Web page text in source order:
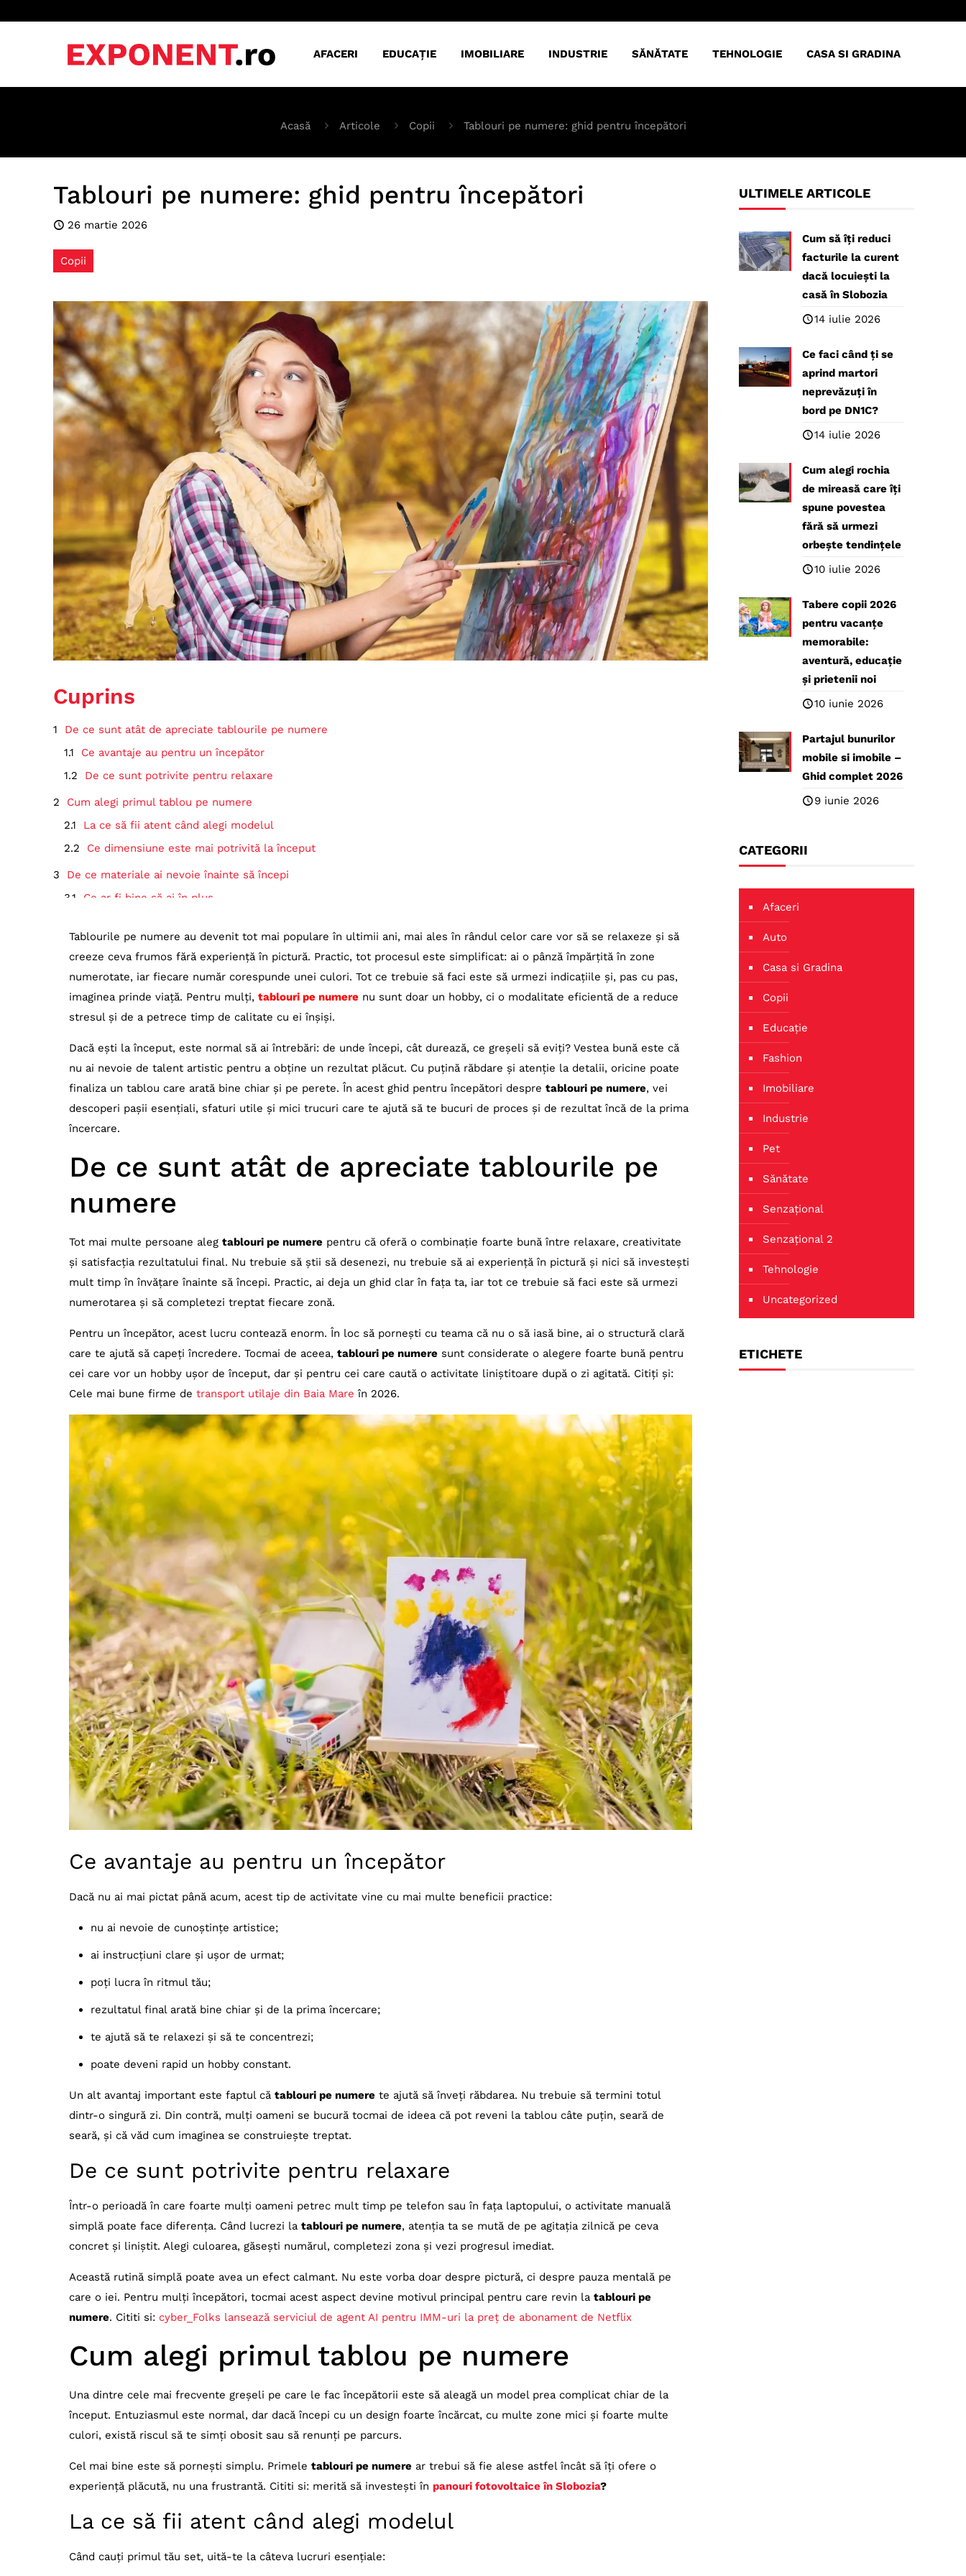
AFACERI EDUCAȚIE IMOBILIARE INDUSTRIE SĂNĂTATE TEHNOLOGIE CASA SI GRADINA
Acasă Articole Copii Tablouri pe numere: ghid pentru începători
Tablouri pe numere: ghid pentru începători
26 martie 2026
Copii
Cuprins
De ce sunt atât de apreciate tablourile pe numere
Ce avantaje au pentru un începător
De ce sunt potrivite pentru relaxare
Cum alegi primul tablou pe numere
La ce să fii atent când alegi modelul
Ce dimensiune este mai potrivită la început
De ce materiale ai nevoie înainte să începi
Ce ar fi bine să ai în plus
Pași simpli pentru început
Trucuri pentru un rezultat mai curat
Greșeli frecvente pe care să le eviți
Cele mai întâlnite greșeli
Cum corectezi micile erori
Cum finalizezi și expui tabloul
Ce poți face după finalizare
De ce merită să îl expui
Tablouri pe numere: ghid pentru începători
Tablourile pe numere au devenit tot mai populare în ultimii ani, mai ales în rândul celor care vor să se relaxeze și să
creeze ceva frumos fără experiență în pictură. Practic, tot procesul este simplificat: ai o pânză împărțită în zone
numerotate, iar fiecare număr corespunde unei culori. Tot ce trebuie să faci este să urmezi indicațiile și, pas cu pas,
imaginea prinde viață. Pentru mulți, tablouri pe numere nu sunt doar un hobby, ci o modalitate eficientă de a reduce
stresul și de a petrece timp de calitate cu ei înșiși.
Dacă ești la început, este normal să ai întrebări: de unde începi, cât durează, ce greșeli să eviți? Vestea bună este că
nu ai nevoie de talent artistic pentru a obține un rezultat plăcut. Cu puțină răbdare și atenție la detalii, oricine poate
finaliza un tablou care arată bine chiar și pe perete. În acest ghid pentru începători despre tablouri pe numere, vei
descoperi pașii esențiali, sfaturi utile și mici trucuri care te ajută să te bucuri de proces și de rezultat încă de la prima
încercare.
De ce sunt atât de apreciate tablourile pe
numere
Tot mai multe persoane aleg tablouri pe numere pentru că oferă o combinație foarte bună între relaxare, creativitate
și satisfacția rezultatului final. Nu trebuie să știi să desenezi, nu trebuie să ai experiență în pictură și nici să investești
mult timp în învățare înainte să începi. Practic, ai deja un ghid clar în fața ta, iar tot ce trebuie să faci este să urmezi
numerotarea și să completezi treptat fiecare zonă.
Pentru un începător, acest lucru contează enorm. În loc să pornești cu teama că nu o să iasă bine, ai o structură clară
care te ajută să capeți încredere. Tocmai de aceea, tablouri pe numere sunt considerate o alegere foarte bună pentru
cei care vor un hobby ușor de început, dar și pentru cei care caută o activitate liniștitoare după o zi agitată. Citiți și:
Cele mai bune firme de transport utilaje din Baia Mare în 2026.
Ce avantaje au pentru un începător
Dacă nu ai mai pictat până acum, acest tip de activitate vine cu mai multe beneficii practice:
nu ai nevoie de cunoștințe artistice;
ai instrucțiuni clare și ușor de urmat;
poți lucra în ritmul tău;
rezultatul final arată bine chiar și de la prima încercare;
te ajută să te relaxezi și să te concentrezi;
poate deveni rapid un hobby constant.
Un alt avantaj important este faptul că tablouri pe numere te ajută să înveți răbdarea. Nu trebuie să termini totul
dintr-o singură zi. Din contră, mulți oameni se bucură tocmai de ideea că pot reveni la tablou câte puțin, seară de
seară, și că văd cum imaginea se construiește treptat.
De ce sunt potrivite pentru relaxare
Într-o perioadă în care foarte mulți oameni petrec mult timp pe telefon sau în fața laptopului, o activitate manuală
simplă poate face diferența. Când lucrezi la tablouri pe numere, atenția ta se mută de pe agitația zilnică pe ceva
concret și liniștit. Alegi culoarea, găsești numărul, completezi zona și vezi progresul imediat.
Această rutină simplă poate avea un efect calmant. Nu este vorba doar despre pictură, ci despre pauza mentală pe
care o iei. Pentru mulți începători, tocmai acest aspect devine motivul principal pentru care revin la tablouri pe
numere. Cititi si: cyber_Folks lansează serviciul de agent AI pentru IMM-uri la preț de abonament de Netflix
Cum alegi primul tablou pe numere
Una dintre cele mai frecvente greșeli pe care le fac începătorii este să aleagă un model prea complicat chiar de la
început. Entuziasmul este normal, dar dacă începi cu un design foarte încărcat, cu multe zone mici și foarte multe
culori, există riscul să te simți obosit sau să renunți pe parcurs.
Cel mai bine este să pornești simplu. Primele tablouri pe numere ar trebui să fie alese astfel încât să îți ofere o
experiență plăcută, nu una frustrantă. Cititi si: merită să investești în panouri fotovoltaice în Slobozia?
La ce să fii atent când alegi modelul
Când cauți primul tău set, uită-te la câteva lucruri esențiale:
ULTIMELE ARTICOLE
Cum să îți reduci
facturile la curent
dacă locuiești la
casă în Slobozia
14 iulie 2026
Ce faci când ți se
aprind martori
neprevăzuți în
bord pe DN1C?
14 iulie 2026
Cum alegi rochia
de mireasă care îți
spune povestea
fără să urmezi
orbește tendințele
10 iulie 2026
Tabere copii 2026
pentru vacanțe
memorabile:
aventură, educație
și prietenii noi
10 iunie 2026
Partajul bunurilor
mobile si imobile –
Ghid complet 2026
9 iunie 2026
CATEGORII
Afaceri
Auto
Casa si Gradina
Copii
Educație
Fashion
Imobiliare
Industrie
Pet
Sănătate
Senzațional
Senzațional 2
Tehnologie
Uncategorized
ETICHETE